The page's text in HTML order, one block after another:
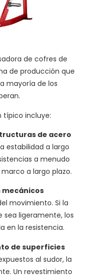
de cofres de
de producción que
mayoría de los
típico incluye:
de acero
estabilidad a largo
a menudo
a largo plazo.
mecánicos
movimiento. Si la
sea ligeramente, los
en la resistencia.
de superficies
al sudor, la
Un revestimiento